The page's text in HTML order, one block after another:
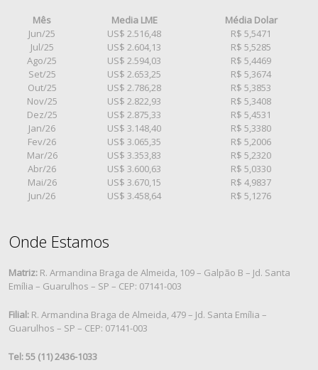
Mês Media LME
Média Dolar
Jun/25
US$ 2.516,48
R$ 5,5471
Jul/25
US$ 2.604,13
R$ 5,5285
Ago/25
US$ 2.594,03
R$ 5,4469
Set/25
US$ 2.653,25
R$ 5,3674
Out/25
US$ 2.786,28
R$ 5,3853
Nov/25
US$ 2.822,93
R$ 5,3408
Dez/25
US$ 2.875,33
R$ 5,4531
Jan/26
US$ 3.148,40
R$ 5,3380
Fev/26
US$ 3.065,35
R$ 5,2006
Mar/26
US$ 3.353,83
R$ 5,2320
Abr/26
US$ 3.600,63
R$ 5,0330
Mai/26
US$ 3.670,15
R$ 4,9837
Jun/26
US$ 3.458,64 R$ 5,1276
Onde Estamos
Matriz: R. Armandina Braga de Almeida, 109 – Galpão B – Jd. Santa
Emília – Guarulhos – SP – CEP: 07141-003
Filial: R. Armandina Braga de Almeida, 479 – Jd. Santa Emília –
Guarulhos – SP – CEP: 07141-003
Tel: 55 (11) 2436-1033